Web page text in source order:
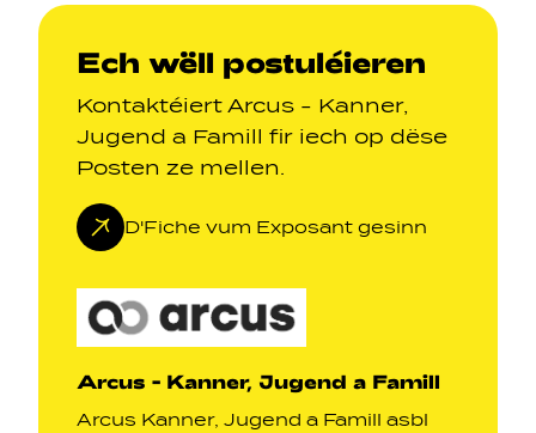
Ech wëll postuléieren
Kontaktéiert Arcus - Kanner,
Jugend a Famill fir iech op dëse
Posten ze mellen.
D'Fiche vum Exposant gesinn
Arcus - Kanner, Jugend a Famill
Arcus Kanner, Jugend a Famill asbl